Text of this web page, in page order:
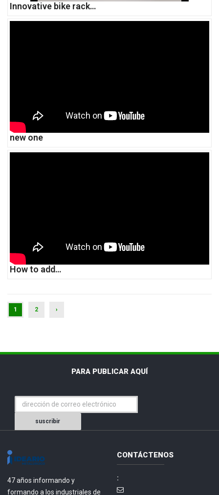
Innovative bike rack…
new one
How to add…
1 (CURRENT)
2 ›
PARA PUBLICAR AQUÍ
suscribir
47 años informando y
formando a los industriales de
CONTÁCTENOS
: